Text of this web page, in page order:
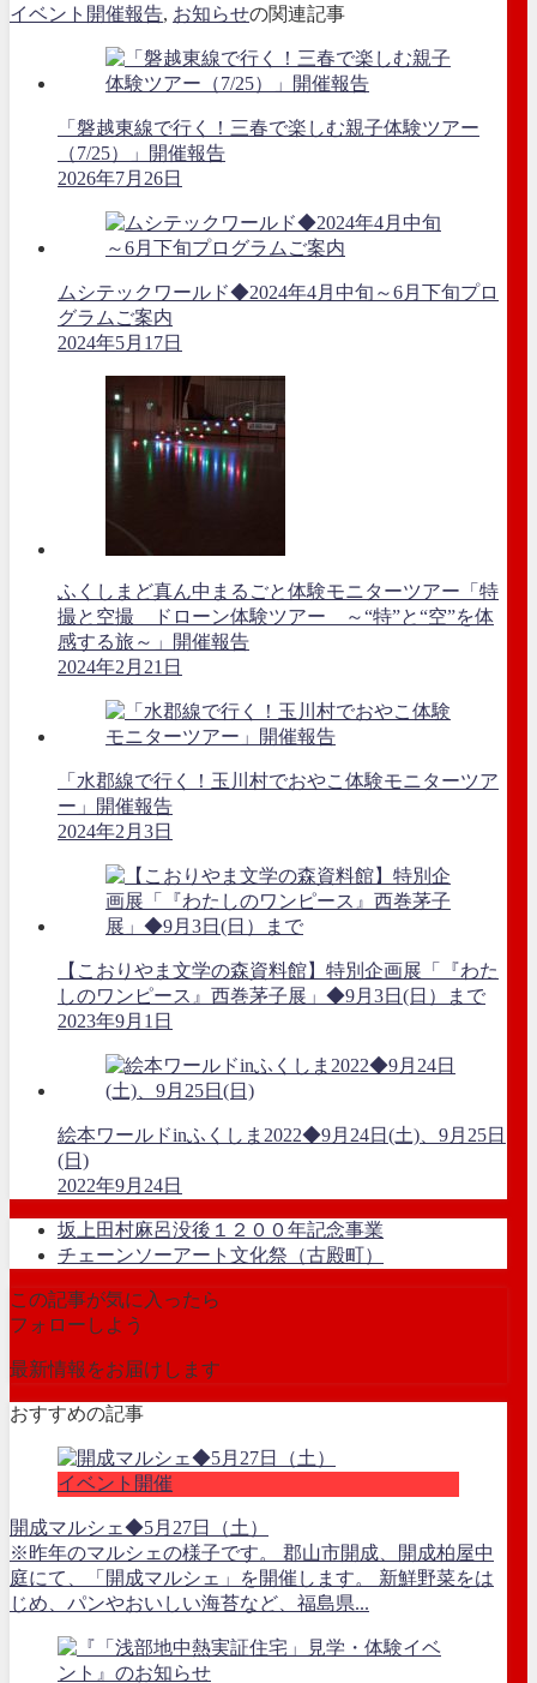
イベント開催報告, お知らせの関連記事
「磐越東線で行く！三春で楽しむ親子体験ツアー
（7/25）」開催報告
2026年7月26日
ムシテックワールド◆2024年4月中旬～6月下旬プロ
グラムご案内
2024年5月17日
ふくしまど真ん中まるごと体験モニターツアー「特
撮と空撮 ドローン体験ツアー ～“特”と“空”を体
感する旅～」開催報告
2024年2月21日
「水郡線で行く！玉川村でおやこ体験モニターツア
ー」開催報告
2024年2月3日
【こおりやま文学の森資料館】特別企画展「『わた
しのワンピース』西巻茅子展」◆9月3日(日）まで
2023年9月1日
絵本ワールドinふくしま2022◆9月24日(土)、9月25日
(日)
2022年9月24日
坂上田村麻呂没後１２００年記念事業
チェーンソーアート文化祭（古殿町）
この記事が気に入ったら
フォローしよう
最新情報をお届けします
おすすめの記事
イベント開催
開成マルシェ◆5月27日（土）
※昨年のマルシェの様子です。 郡山市開成、開成柏屋中
庭にて、「開成マルシェ」を開催します。 新鮮野菜をは
じめ、パンやおいしい海苔など、福島県...